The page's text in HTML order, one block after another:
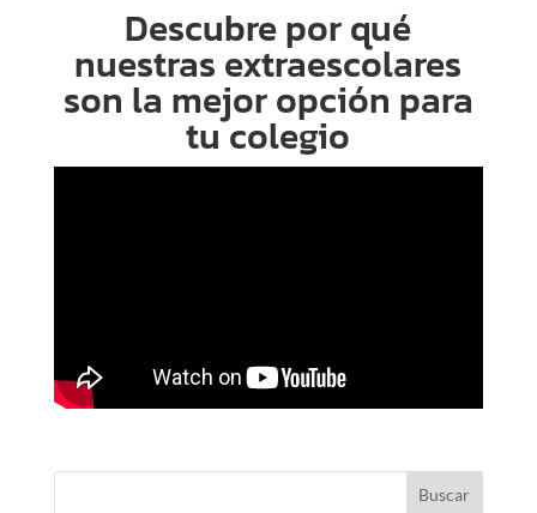
Descubre por qué
nuestras extraescolares
son la mejor opción para
tu colegio